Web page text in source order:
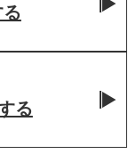
る